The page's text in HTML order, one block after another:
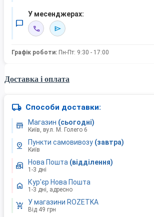
chat_bubble_outline
У месенджерах:
call send
Графік роботи: Пн-Пт: 9:30 - 17:00
Доставка і оплата
local_shipping Способи доставки:
store Магазин (сьогодні)
Київ, вул. М. Голего 6
pin_drop Пункти самовивозу (завтра)
Київ
local_post_office Нова Пошта (відділення)
1-3 дні
home Кур'єр Нова Пошта
1-3 дні, адресно
shopping_cart_checkout У магазини ROZETKA
Від 49 грн